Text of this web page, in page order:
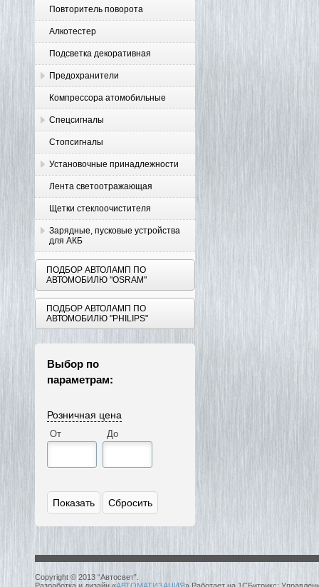
Повторитель поворота
Алкотестер
Подсветка декоративная
Предохранители
Компрессора атомобильные
Спецсигналы
Стопсигналы
Установочные принадлежности
Лента светоотражающая
Щетки стеклоочистителя
Зарядные, пусковые устройства
для АКБ
ПОДБОР АВТОЛАМП ПО
АВТОМОБИЛЮ "OSRAM"
ПОДБОР АВТОЛАМП ПО
АВТОМОБИЛЮ "PHILIPS"
Выбор по
параметрам:
Розничная цена
От До
Copyright © 2013 “Автосвет”.